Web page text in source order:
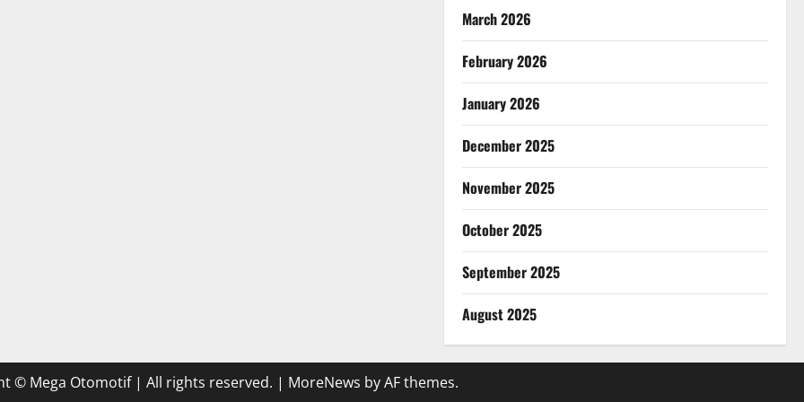
March 2026
February 2026
January 2026
December 2025
November 2025
October 2025
September 2025
August 2025
© Mega Otomotif | All rights reserved. | MoreNews by AF themes.